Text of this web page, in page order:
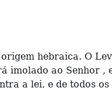
hebraica. O
imolado ao Senhor ,
a lei, e de todos os